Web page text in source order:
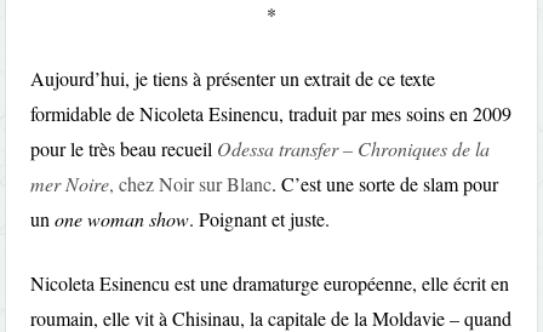
*
Aujourd’hui, je tiens à présenter un extrait de ce texte
formidable de Nicoleta Esinencu, traduit par mes soins en 2009
pour le très beau recueil Odessa transfer – Chroniques de la
mer Noire, chez Noir sur Blanc. C’est une sorte de slam pour
unone woman show. Poignant et juste.
Nicoleta Esinencu est une dramaturge européenne, elle écrit en
roumain, elle vit à Chisinau, la capitale de la Moldavie – quand